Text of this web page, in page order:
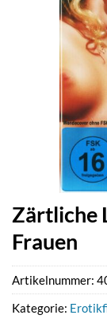
Zärtliche
Frauen
Artikelnummer:
Kategorie: